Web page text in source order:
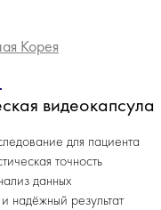
Корея
видеокапсула
для пациента
точность
данных
надёжный результат